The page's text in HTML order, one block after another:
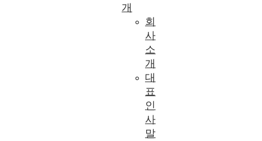
개
회
사
소
개
대
표
인
사
말